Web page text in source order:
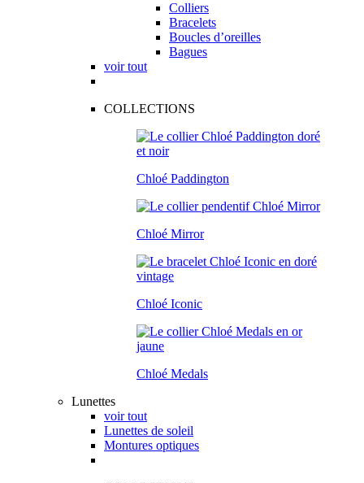
Colliers
Bracelets
Boucles d’oreilles
Bagues
voir tout
COLLECTIONS
Chloé Paddington
Chloé Mirror
Chloé Iconic
Chloé Medals
Lunettes
voir tout
Lunettes de soleil
Montures optiques